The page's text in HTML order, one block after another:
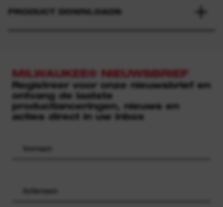
PRODUCT DOWNLOADS
MILWAUKEE® NIEUWSBRIEF
Registreer voor onze nieuwsbrief en
ontvang de laatste
productlanceringen, nieuws en
acties direct in uw inbox